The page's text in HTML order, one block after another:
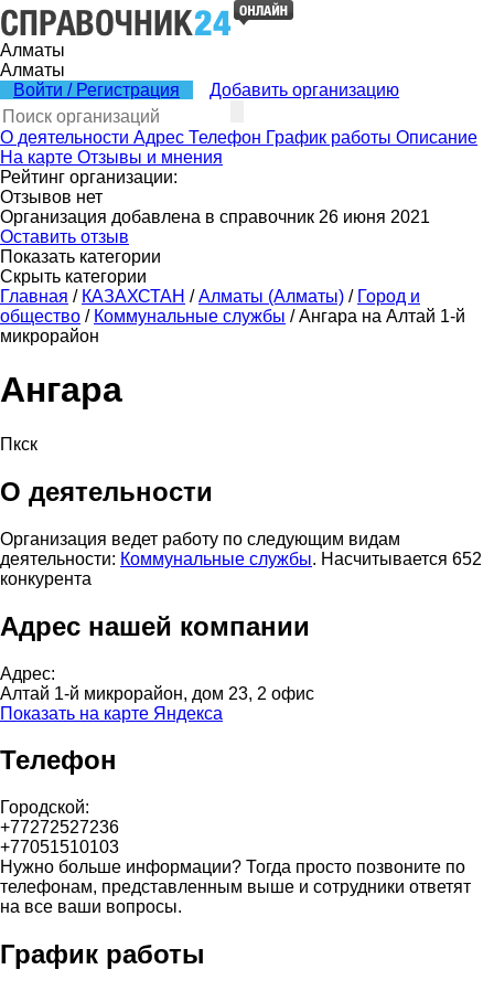
Алматы
Алматы
Войти / Регистрация
Добавить организацию
О деятельности Адрес Телефон График работы Описание
На карте Отзывы и мнения
Рейтинг организации:
Отзывов нет
Организация добавлена в справочник 26 июня 2021
Оставить отзыв
Показать категории
Скрыть категории
Главная / КАЗАХСТАН / Алматы (Алматы) / Город и
общество / Коммунальные службы / Ангара на Алтай 1-й
микрорайон
Ангара
Пкск
О деятельности
Организация ведет работу по следующим видам
деятельности: Коммунальные службы. Насчитывается 652
конкурента
Адрес нашей компании
Адрес:
Алтай 1-й микрорайон, дом 23, 2 офис
Показать на карте Яндекса
Телефон
Городской:
+77272527236
+77051510103
Нужно больше информации? Тогда просто позвоните по
телефонам, представленным выше и сотрудники ответят
на все ваши вопросы.
График работы